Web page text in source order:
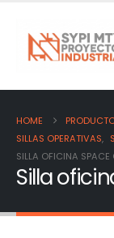
HOME
SILLAS OPERATIVAS,
SILLA OFICINA SPACE
Silla